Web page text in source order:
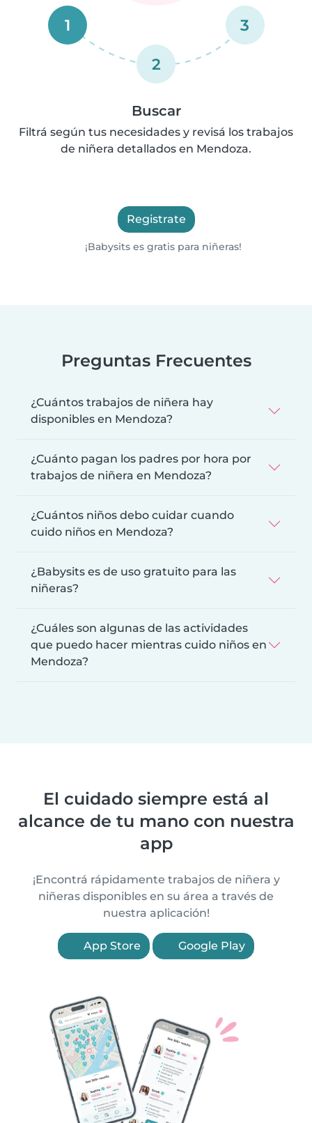
1
2
3
Buscar
Filtrá según tus necesidades y revisá los trabajos
de niñera detallados en Mendoza.
Registrate
¡Babysits es gratis para niñeras!
Preguntas Frecuentes
¿Cuántos trabajos de niñera hay
disponibles en Mendoza?
¿Cuánto pagan los padres por hora por
trabajos de niñera en Mendoza?
¿Cuántos niños debo cuidar cuando
cuido niños en Mendoza?
¿Babysits es de uso gratuito para las
niñeras?
¿Cuáles son algunas de las actividades
que puedo hacer mientras cuido niños en
Mendoza?
El cuidado siempre está al
alcance de tu mano con nuestra
app
¡Encontrá rápidamente trabajos de niñera y
niñeras disponibles en su área a través de
nuestra aplicación!
App Store Google Play